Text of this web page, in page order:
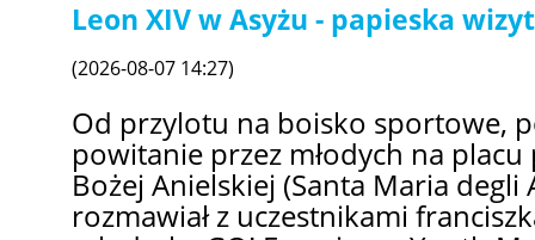
Leon XIV w Asyżu - papieska
(2026-08-07 14:27)
Od przylotu na boisko sportowe,
powitanie przez młodych na
Bożej Anielskiej (Santa Maria degli
rozmawiał z uczestnikami